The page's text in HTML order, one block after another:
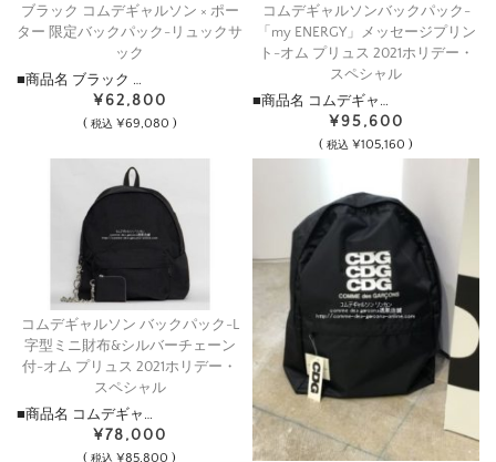
ブラック コムデギャルソン × ポー
ター 限定バックパック-リュックサ
ック
■商品名 ブラック …
¥62,800
( 税込 ¥69,080 )
コムデギャルソンバックパック-
「my ENERGY」メッセージプリン
ト-オム プリュス 2021ホリデー・
スペシャル
■商品名 コムデギャ…
¥95,600
(税込 ¥105,160 )
コムデギャルソン バックパック-L
字型ミニ財布&シルバーチェーン
付-オム プリュス 2021ホリデー・
スペシャル
■商品名 コムデギャ…
¥78,000
(税込 ¥85,800 )